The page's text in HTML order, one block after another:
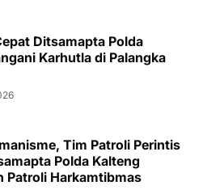
Ditsamapta Polda
Karhutla di Palangka
Tim Patroli Perintis
Polda Kalteng
Patroli Harkamtibmas